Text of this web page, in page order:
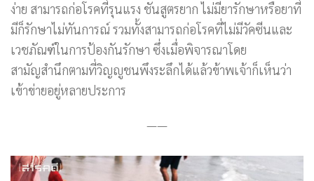
ง่าย สามารถก่อโรคที่รุนแรง ชันสูตรยาก ไม่มียารักษาหรือยาที่
มีก็รักษาไม่ทันการณ์ รวมทั้งสามารถก่อโรคที่ไม่มีวัคซีนและ
เวชภัณฑ์ในการป้องกันรักษา ซึ่งเมื่อพิจารณาโดย
สามัญสำนึกตามที่วิญญูชนพึงระลึกได้แล้วข้าพเจ้าก็เห็นว่า
เข้าข่ายอยู่หลายประการ
——